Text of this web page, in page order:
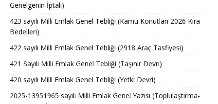
Genelgenin İptali)
423 sayılı Milli Emlak Genel Tebliği (Kamu Konutları 2026 Kira
Bedelleri)
422 sayılı Milli Emlak Genel Tebliği (2918 Araç Tasfiyesi)
421 Sayılı Milli Emlak Genel Tebliği (Taşınır Devri)
420 sayılı Milli Emlak Genel Tebliği (Yetki Devri)
2025-13951965 sayılı Milli Emlak Genel Yazısı (Toplulaştırma-